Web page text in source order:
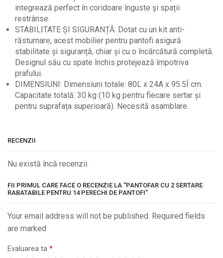
integrează perfect în coridoare înguste și spații
restrânse.
STABILITATE ȘI SIGURANȚĂ: Dotat cu un kit anti-
răsturnare, acest mobilier pentru pantofi asigură
stabilitate și siguranță, chiar și cu o încărcătură completă.
Designul său cu spate închis protejează împotriva
prafului.
DIMENSIUNI: Dimensiuni totale: 80L x 24A x 95.5Î cm.
Capacitate totală: 30 kg (10 kg pentru fiecare sertar și
pentru suprafața superioară). Necesită asamblare.
RECENZII
Nu există încă recenzii.
FII PRIMUL CARE FACE O RECENZIE LA “PANTOFAR CU 2 SERTARE
RABATABILE PENTRU 14 PERECHI DE PANTOFI”
Your email address will not be published. Required fields
are marked
Evaluarea ta *